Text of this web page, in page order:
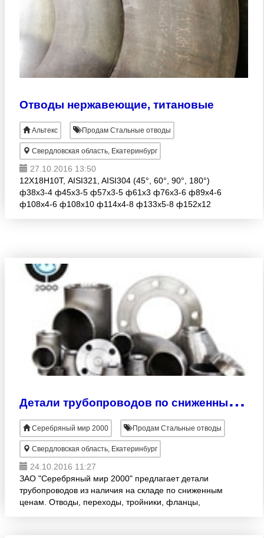
Отводы нержавеющие, титановые
Альтекс Продам Стальные отводы
Свердловская область, Екатеринбург
27.10.2016 13:50
12Х18Н10Т, AISI321, AISI304 (45°, 60°, 90°, 180°)
ф38х3-4 ф45х3-5 ф57х3-5 ф61х3 ф76х3-6 ф89х4-6
ф108х4-6 ф108х10 ф114х4-8 ф133х5-8 ф152х12
Д
етали трубопроводов по сниженным ценам в наличии на складе. Скидки до 50%!
Серебряный мир 2000 Продам Стальные отводы
Свердловская область, Екатеринбург
24.10.2016 11:27
ЗАО "Серебряный мир 2000" предлагает детали
трубопроводов из наличия на складе по сниженным
ценам. Отводы, переходы, тройники, фланцы,